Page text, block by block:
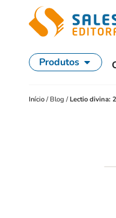
Produtos
Início / Blog /Lectio divina: